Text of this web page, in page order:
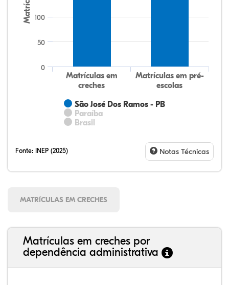
São José Dos Ramos - PB
Paraíba
Brasil
Matrículas em
creches
Matrículas em pré-
escolas
0
50
100
Fonte: INEP (2025) Notas Técnicas
MATRÍCULAS EM CRECHES
Matrículas em creches por
dependência administrativa